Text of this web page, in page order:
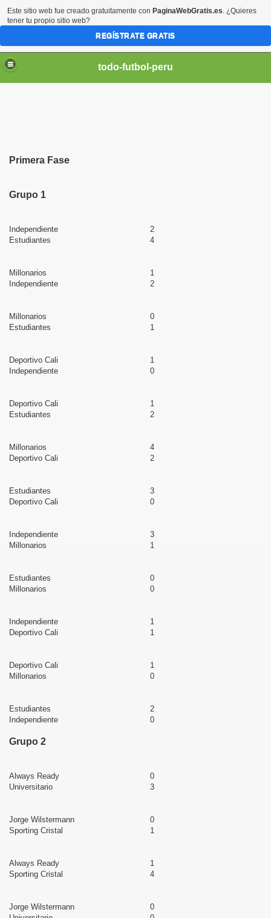
todo-futbol-peru
Primera Fase
Grupo 1
Independiente
2
Estudiantes
4
Millonarios
1
Independiente
2
Millonarios
0
Estudiantes
1
Deportivo Cali
1
Independiente
0
Deportivo Cali
1
Estudiantes
2
Millonarios
4
Deportivo Cali
2
Estudiantes
3
Deportivo Cali
0
Independiente
3
Millonarios
1
Estudiantes
0
Millonarios
0
Independiente
1
Deportivo Cali
1
Deportivo Cali
1
Millonarios
0
Estudiantes
2
Independiente
0
Grupo 2
Always Ready
0
Universitario
3
Jorge Wilstermann
0
Sporting Cristal
1
Always Ready
1
Sporting Cristal
4
Jorge Wilstermann
0
Este sitio web fue creado gratuitamente con PaginaWebGratis.es. ¿Quieres
tener tu propio sitio web?
REGÍSTRATE GRATIS